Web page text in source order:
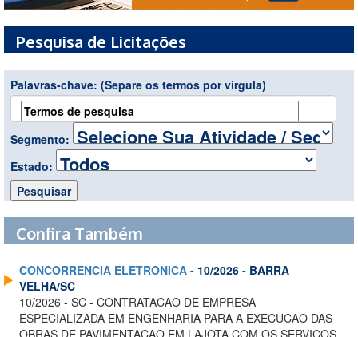
Pesquisa de Licitações
Palavras-chave: (Separe os termos por virgula)
Segmento:
Estado:
Confira Também
CONCORRENCIA ELETRONICA - 10/2026 - BARRA
VELHA/SC
10/2026 - SC - CONTRATACAO DE EMPRESA
ESPECIALIZADA EM ENGENHARIA PARA A EXECUCAO DAS